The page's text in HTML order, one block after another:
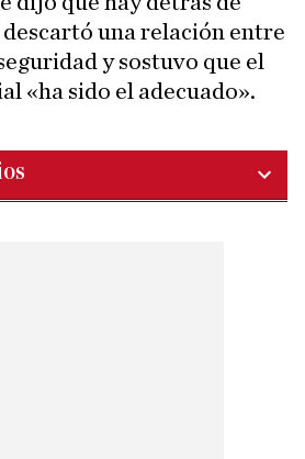
una relación entre
y sostuvo que el
«ha sido el adecuado».